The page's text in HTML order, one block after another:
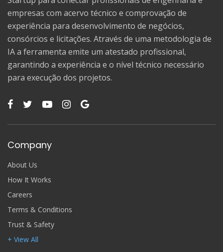
empresas com acervo técnico e comprovação de
experiência para desenvolvimento de negócios,
consórcios e licitações. Através de uma metodologia de
IA a ferramenta emite um atestado profissional,
garantindo a experiência e o nível técnico necessário
para execução dos projetos.
Company
About Us
How It Works
Careers
Terms & Conditions
Trust & Safety
+ View All